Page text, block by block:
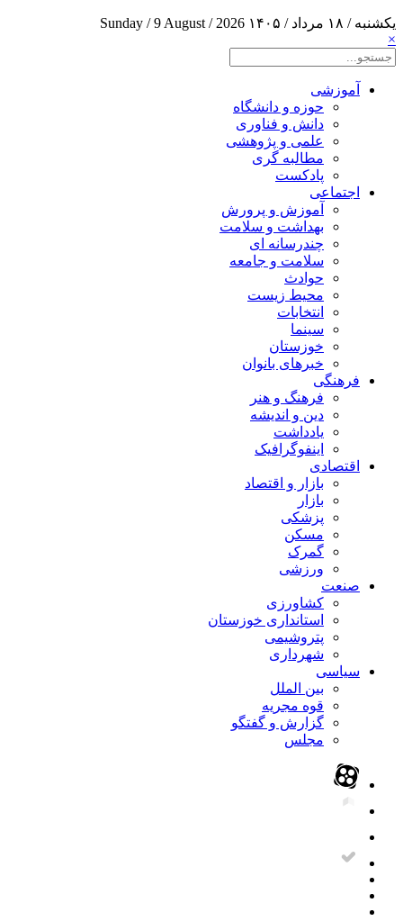
یکشنبه / ۱۸ مرداد / ۱۴۰۵
Sunday / 9 August / 2026
×
آموزشی
حوزه و دانشگاه
دانش و فناوری
علمی و پژوهشی
مطالبه گری
پادکست
اجتماعی
آموزش و پرورش
بهداشت و سلامت
چندرسانه ای
سلامت و جامعه
حوادث
محیط زیست
انتخابات
سینما
خوزستان
خبرهای بانوان
فرهنگی
فرهنگ و هنر
دین و اندیشه
یادداشت
اینفوگرافیک
اقتصادی
بازار و اقتصاد
بازار
پزشکی
مسکن
گمرک
ورزشی
صنعت
کشاورزی
استانداری خوزستان
پتروشیمی
شهرداری
سیاسی
بین الملل
قوه مجریه
گزارش و گفتگو
مجلس